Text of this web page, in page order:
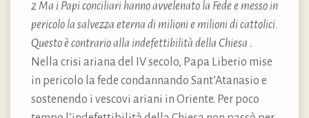
2 Ma i Papi conciliari hanno avvelenato la Fede e messo in
pericolo la salvezza eterna di milioni e milioni di cattolici.
Questo è contrario alla indefettibilità della Chiesa .
Nella crisi ariana del IV secolo, Papa Liberio mise
in pericolo la fede condannando Sant’Atanasio e
sostenendo i vescovi ariani in Oriente. Per poco